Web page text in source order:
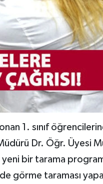
1. sınıf
Dr. Öğr. Üyesi
yeni bir tarama
görme taraması